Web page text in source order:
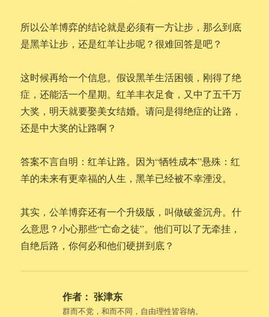
所以公羊博弈的结论就是必须有一方让步，那么到底
是黑羊让步，还是红羊让步呢？很难回答是吧？
这时候再给一个信息。假设黑羊生活困顿，刚得了绝
症，还能活一个星期。红羊丰衣足食，又中了五千万
大奖，明天就要娶美女结婚。请问是得绝症的让路，
还是中大奖的让路啊？
答案不言自明：红羊让路。因为“牺牲成本”悬殊：红
羊的未来有更幸福的人生，黑羊已经被不幸湮没。
其实，公羊博弈还有一个升级版，叫做破釜沉舟。什
么意思？小心那些“亡命之徒”。他们可以了无牵挂，
自绝后路，你何必和他们硬拼到底？
作者： 张津东
群而不党，和而不同，自由理性皆容纳。